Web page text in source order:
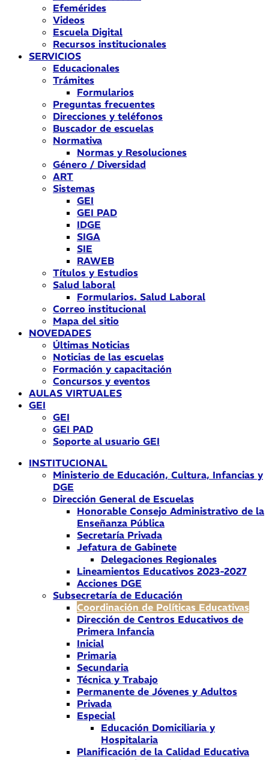
Efemérides
Videos
Escuela Digital
Recursos institucionales
SERVICIOS
Educacionales
Trámites
Formularios
Preguntas frecuentes
Direcciones y teléfonos
Buscador de escuelas
Normativa
Normas y Resoluciones
Género / Diversidad
ART
Sistemas
GEI
GEI PAD
IDGE
SIGA
SIE
RAWEB
Títulos y Estudios
Salud laboral
Formularios. Salud Laboral
Correo institucional
Mapa del sitio
NOVEDADES
Últimas Noticias
Noticias de las escuelas
Formación y capacitación
Concursos y eventos
AULAS VIRTUALES
GEI
GEI
GEI PAD
Soporte al usuario GEI
INSTITUCIONAL
Ministerio de Educación, Cultura, Infancias y
DGE
Dirección General de Escuelas
Honorable Consejo Administrativo de la
Enseñanza Pública
Secretaría Privada
Jefatura de Gabinete
Delegaciones Regionales
Lineamientos Educativos 2023-2027
Acciones DGE
Subsecretaría de Educación
Coordinación de Políticas Educativas
Dirección de Centros Educativos de
Primera Infancia
Inicial
Primaria
Secundaria
Técnica y Trabajo
Permanente de Jóvenes y Adultos
Privada
Especial
Educación Domiciliaria y
Hospitalaria
Planificación de la Calidad Educativa